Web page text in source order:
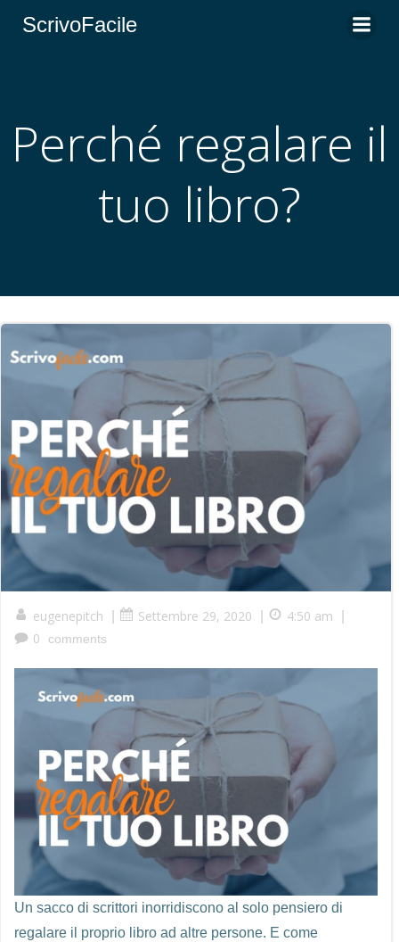
ScrivoFacile
Perché regalare il
tuo libro?
eugenepitch Settembre 29, 2020 4:50 am
0 comments
Un sacco di scrittori inorridiscono al solo pensiero di
regalare il proprio libro ad altre persone. E come